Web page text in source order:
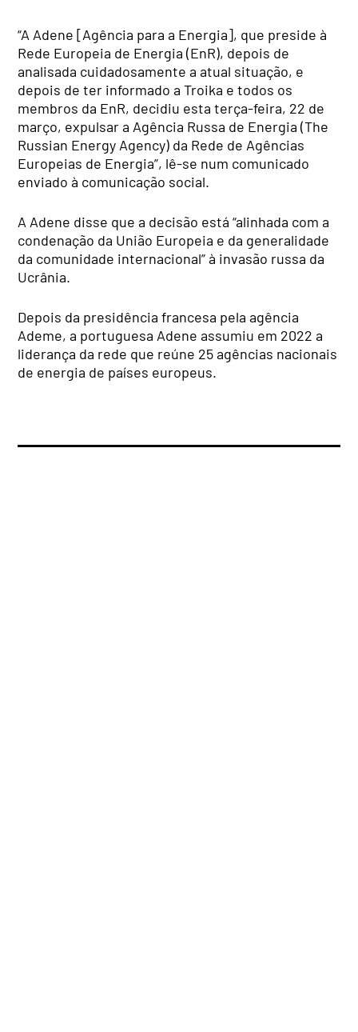
“A Adene [Agência para a Energia], que preside à
Rede Europeia de Energia (EnR), depois de
analisada cuidadosamente a atual situação, e
depois de ter informado a Troika e todos os
membros da EnR, decidiu esta terça-feira, 22 de
março, expulsar a Agência Russa de Energia (The
Russian Energy Agency) da Rede de Agências
Europeias de Energia”, lê-se num comunicado
enviado à comunicação social.
A Adene disse que a decisão está “alinhada com a
condenação da União Europeia e da generalidade
da comunidade internacional” à invasão russa da
Ucrânia.
Depois da presidência francesa pela agência
Ademe, a portuguesa Adene assumiu em 2022 a
liderança da rede que reúne 25 agências nacionais
de energia de países europeus.